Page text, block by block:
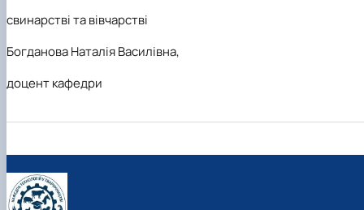
свинарстві та вівчарстві
Богданова Наталія Василівна,
доцент кафедри